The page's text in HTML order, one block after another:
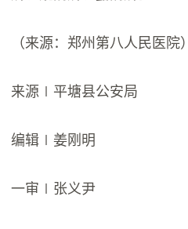
（来源：郑州第八人民医院）
来源∣平塘县公安局
编辑∣姜刚明
一审∣张义尹